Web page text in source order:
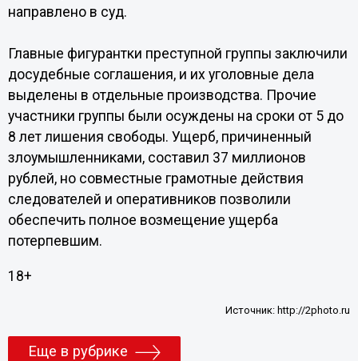
направлено в суд.
Главные фигурантки преступной группы заключили
досудебные соглашения, и их уголовные дела
выделены в отдельные производства. Прочие
участники группы были осуждены на сроки от 5 до
8 лет лишения свободы. Ущерб, причиненный
злоумышленниками, составил 37 миллионов
рублей, но совместные грамотные действия
следователей и оперативников позволили
обеспечить полное возмещение ущерба
потерпевшим.
18+
Источник: http://2photo.ru
Еще в рубрике